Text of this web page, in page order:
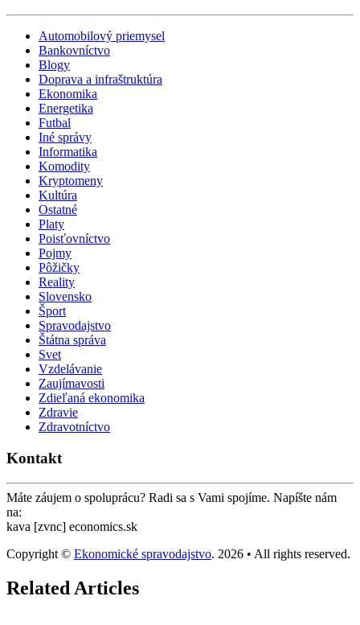
Automobilový priemysel
Bankovníctvo
Blogy
Doprava a infraštruktúra
Ekonomika
Energetika
Futbal
Iné správy
Informatika
Komodity
Kryptomeny
Kultúra
Ostatné
Platy
Poisťovníctvo
Pojmy
Pôžičky
Reality
Slovensko
Šport
Spravodajstvo
Štátna správa
Svet
Vzdelávanie
Zaujímavosti
Zdieľaná ekonomika
Zdravie
Zdravotníctvo
Kontakt
Máte záujem o spoluprácu? Radi sa s Vami spojíme. Napíšte nám
na:
kava [zvnc] economics.sk
Copyright © Ekonomické spravodajstvo. 2026 • All rights reserved.
Related Articles